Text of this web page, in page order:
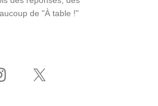
de "À table !"